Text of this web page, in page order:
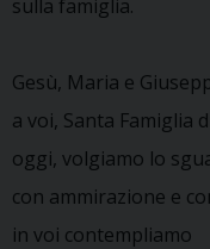
sulla famiglia.
Gesù, Maria e
a voi, Santa Famiglia
oggi, volgiamo lo
con ammirazione e
in voi contempliamo